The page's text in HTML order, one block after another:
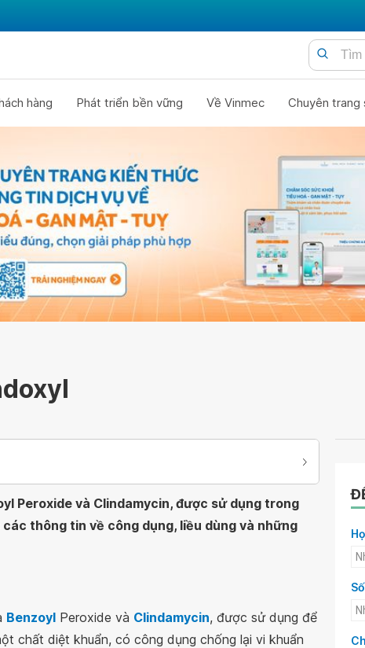
hàng Phát triển bền vững Về Vinmec Chuyên trang
Peroxide và Clindamycin, được sử dụng trong
thông tin về công dụng, liều dùng và những
Benzoyl Peroxide và Clindamycin, được sử dụng để
chất diệt khuẩn, có công dụng chống lại vi khuẩn